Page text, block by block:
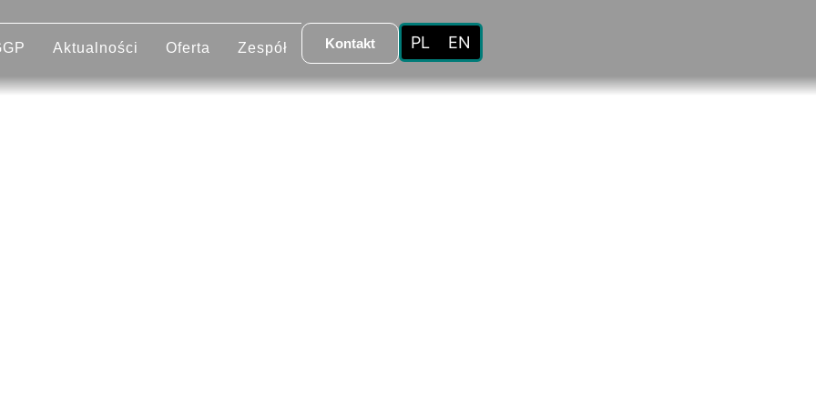
Aktualności Oferta Zespół Kontakt PL EN